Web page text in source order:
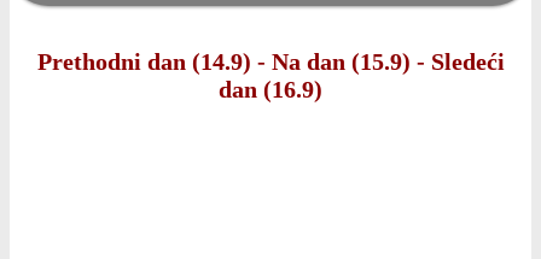
Prethodni dan (14.9) - Na dan (15.9) - Sledeći
dan (16.9)